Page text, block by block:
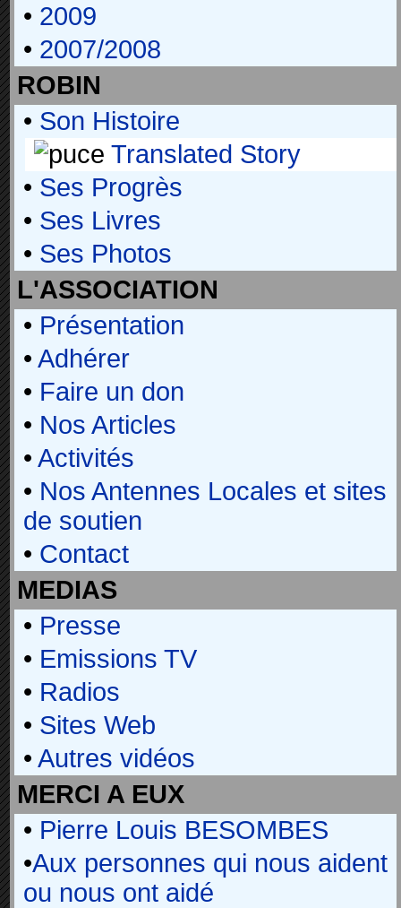
• 2009
• 2007/2008
ROBIN
• Son Histoire
Translated Story
• Ses Progrès
• Ses Livres
• Ses Photos
L'ASSOCIATION
• Présentation
• Adhérer
• Faire un don
• Nos Articles
• Activités
• Nos Antennes Locales et sites
de soutien
• Contact
MEDIAS
• Presse
• Emissions TV
• Radios
• Sites Web
• Autres vidéos
MERCI A EUX
• Pierre Louis BESOMBES
•Aux personnes qui nous aident
ou nous ont aidé